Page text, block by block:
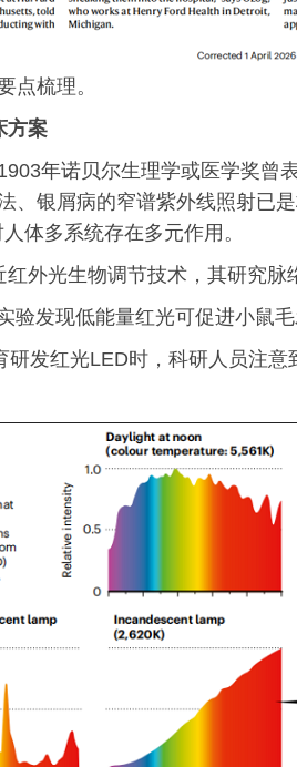
点梳理。
方案
年诺贝尔生理学或医学奖曾
、银屑病的窄谱紫外线照射已
体多系统存在多元作用。
外光生物调节技术，其研究脉
验发现低能量红光可促进小鼠毛
发红光LED时，科研人员注意